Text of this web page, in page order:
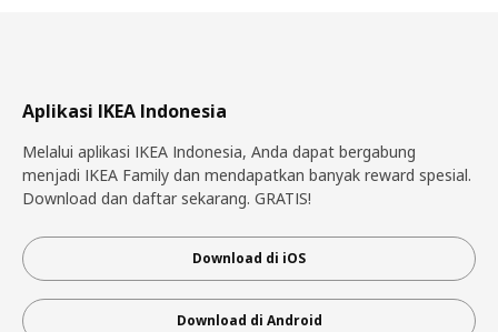
Aplikasi IKEA Indonesia
Melalui aplikasi IKEA Indonesia, Anda dapat bergabung
menjadi IKEA Family dan mendapatkan banyak reward spesial.
Download dan daftar sekarang. GRATIS!
Download di iOS
Download di Android